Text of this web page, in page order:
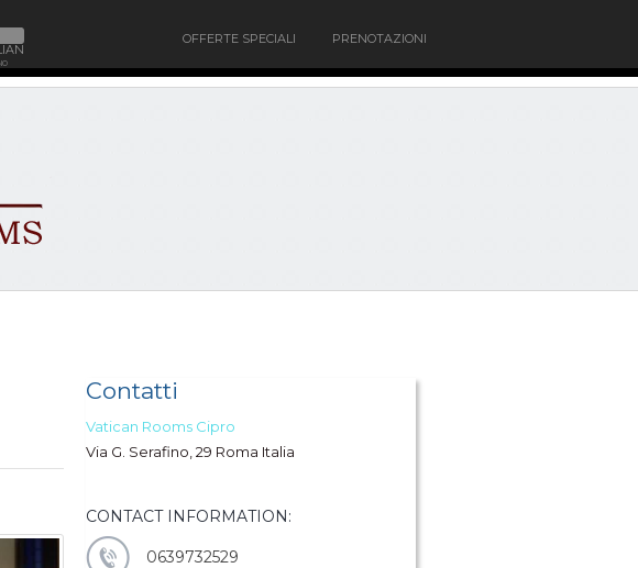
OFFERTE SPECIALI
PRENOTAZIONI
Contatti
Vatican Rooms Cipro
Via G. Serafino, 29 Roma Italia
CONTACT INFORMATION:
0639732529